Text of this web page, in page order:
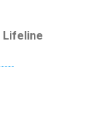
Lifeline